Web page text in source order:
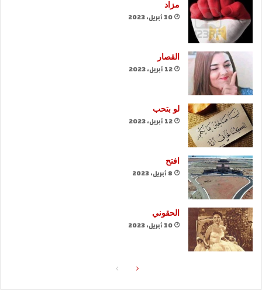
مزاد
10 أبريل، 2023
القصار
12 أبريل، 2023
لو بتحب
12 أبريل، 2023
افتح
8 أبريل، 2023
الحقوني
10 أبريل، 2023
الصفحةالصفحة